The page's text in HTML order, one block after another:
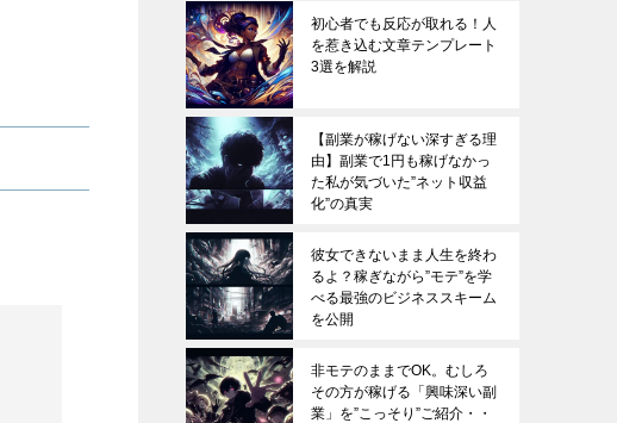
初心者でも反応が取れる！人
を惹き込む文章テンプレート
3選を解説
【副業が稼げない深すぎる理
由】副業で1円も稼げなかっ
た私が気づいた”ネット収益
化”の真実
彼女できないまま人生を終わ
るよ？稼ぎながら”モテ”を学
べる最強のビジネススキーム
を公開
非モテのままでOK。むしろ
その方が稼げる「興味深い副
業」を”こっそり”ご紹介・・